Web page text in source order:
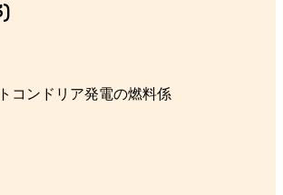
コンドリア発電の燃料係